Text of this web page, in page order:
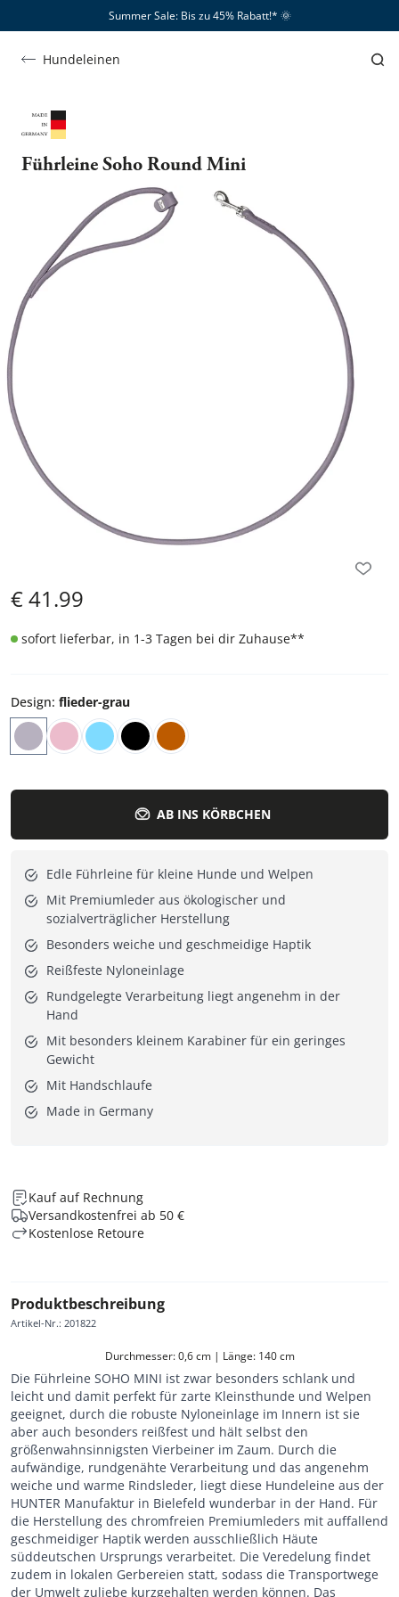
Summer Sale: Bis zu 45% Rabatt!*​ 🌞
Hundeleinen
Führleine Soho Round Mini
€41.99
sofort lieferbar, in 1-3 Tagen bei dir Zuhause**
Design: flieder-grau
AB INS KÖRBCHEN
Edle Führleine für kleine Hunde und Welpen
Mit Premiumleder aus ökologischer und
sozialverträglicher Herstellung
Besonders weiche und geschmeidige Haptik
Reißfeste Nyloneinlage
Rundgelegte Verarbeitung liegt angenehm in der
Hand
Mit besonders kleinem Karabiner für ein geringes
Gewicht
Mit Handschlaufe
Made in Germany
Kauf auf Rechnung
Versandkostenfrei ab 50 €
Kostenlose Retoure
Produktbeschreibung
Artikel-Nr.: 201822
Durchmesser: 0,6 cm | Länge: 140 cm
Die Führleine SOHO MINI ist zwar besonders schlank und
leicht und damit perfekt für zarte Kleinsthunde und Welpen
geeignet, durch die robuste Nyloneinlage im Innern ist sie
aber auch besonders reißfest und hält selbst den
größenwahnsinnigsten Vierbeiner im Zaum. Durch die
aufwändige, rundgenähte Verarbeitung und das angenehm
weiche und warme Rindsleder, liegt diese Hundeleine aus der
HUNTER Manufaktur in Bielefeld wunderbar in der Hand. Für
die Herstellung des chromfreien Premiumleders mit auffallend
geschmeidiger Haptik werden ausschließlich Häute
süddeutschen Ursprungs verarbeitet. Die Veredelung findet
zudem in lokalen Gerbereien statt, sodass die Transportwege
der Umwelt zuliebe kurzgehalten werden können. Das